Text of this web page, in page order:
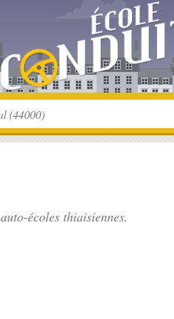
auto-écoles thiaisiennes.